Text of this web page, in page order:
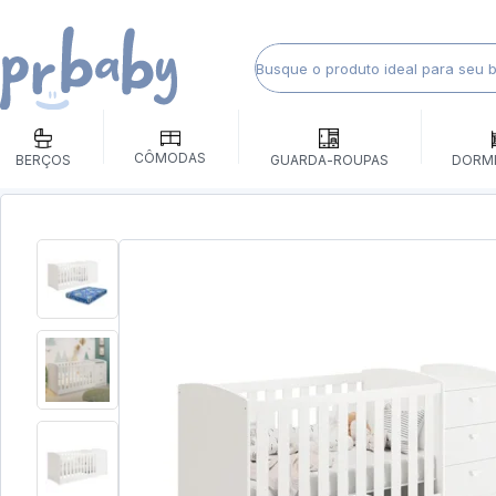
BERÇOS CÔMODAS GUARDA-ROUPAS